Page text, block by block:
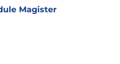
Magister